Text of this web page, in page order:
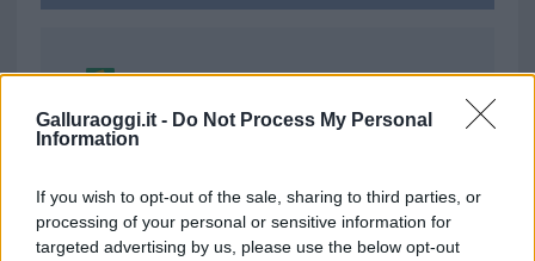
Galluraoggi.it - Do Not Process My Personal
Information
If you wish to opt-out of the sale, sharing to third parties, or
processing of your personal or sensitive information for
targeted advertising by us, please use the below opt-out
Ricevi le nostre ultime news
Condividi l'articolo